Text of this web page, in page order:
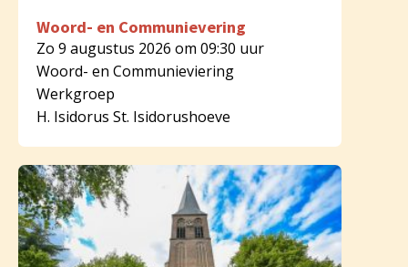
Woord- en Communievering
Zo 9 augustus 2026 om 09:30 uur
Woord- en Communieviering
Werkgroep
H. Isidorus St. Isidorushoeve